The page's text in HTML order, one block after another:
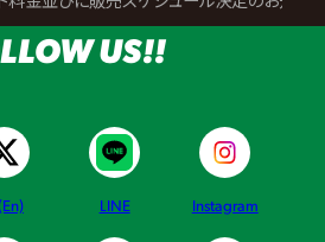
US!!
LINE Instagram